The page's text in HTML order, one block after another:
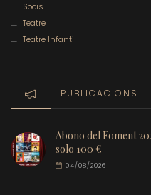
Socis
Teatre
Teatre Infantil
PUBLICACIONS
Abono del Foment
solo 100 €
04/08/2026